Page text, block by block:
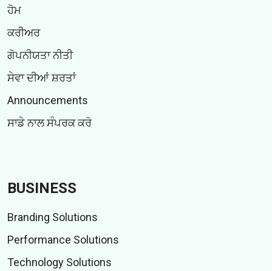
ਹੋਮ
ਕਰੀਅਰ
ਗੋਪਨੀਯਤਾ ਨੀਤੀ
ਸੇਵਾ ਦੀਆਂ ਸ਼ਰਤਾਂ
Announcements
ਸਾਡੇ ਨਾਲ ਸੰਪਰਕ ਕਰੋ
BUSINESS
Branding Solutions
Performance Solutions
Technology Solutions